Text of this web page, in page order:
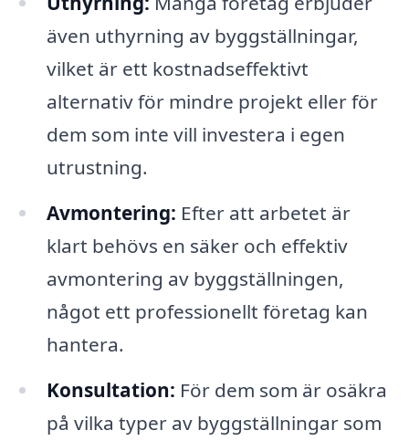
även uthyrning av byggställningar,
vilket är ett kostnadseffektivt
alternativ för mindre projekt eller för
dem som inte vill investera i egen
utrustning.
Avmontering: Efter att arbetet är
klart behövs en säker och effektiv
avmontering av byggställningen,
något ett professionellt företag kan
hantera.
Konsultation: För dem som är osäkra
på vilka typer av byggställningar som